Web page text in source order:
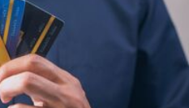
без света, во
ситуация в